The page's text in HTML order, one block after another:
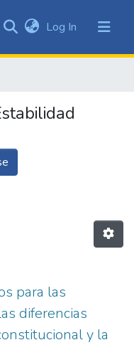
Log In (current)
para las
diferencias
y la